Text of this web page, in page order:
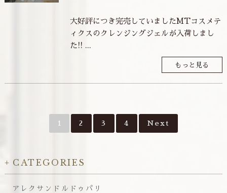
大好評につき完売していましたMTコスメテ
ィクスのクレンジングジェルが入荷しまし
た!! ...
もっと見る
1 2 3 4 Next
CATEGORIES
アレクサンドルドゥパリ